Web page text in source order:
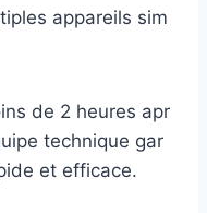
appareils sim
de 2 heures apr
technique gar
et efficace.